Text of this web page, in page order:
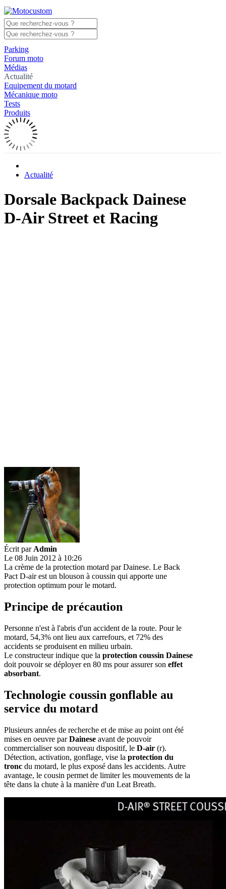
Parking
Forum moto
Médias
Actualité
Equipement du motard
Mécanique moto
Tests
Produits
Actualité
Dorsale Backpack Dainese
D-Air Street et Racing
Écrit par Admin
Le 08 Juin 2012 à 10:26
La crème de la protection motard par Dainese. Le Back
Pact D-air est un blouson à coussin qui apporte une
protection optimum pour le motard.
Principe de précaution
Personne n'est à l'abris d'un accident de la route. Pour le
motard, 54,3% ont lieu aux carrefours, et 72% des
accidents se produisent en milieu urbain.
Le constructeur indique que la protection coussin Dainese
doit pouvoir se déployer en 80 ms pour assurer son effet
absorbant.
Technologie coussin gonflable au
service du motard
Plusieurs années de recherche et de mise au point ont été
mises en oeuvre parDainese avant de pouvoir
commercialiser son nouveau dispositif, le D-air (r).
Détection, activation, gonflage, vise la protection du
tronc du motard, le plus exposé dans les accidents. Autre
avantage, le cousin permet de limiter les mouvements de la
tête dans la chute à la manière d'un Leat Breath.